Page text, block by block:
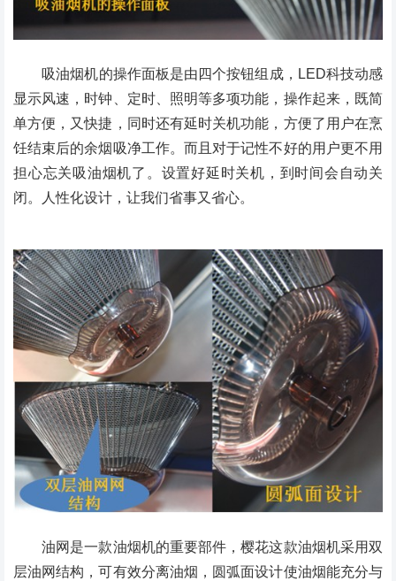
吸油烟机的操作面板是由四个按钮组成，LED科技动感
显示风速，时钟、定时、照明等多项功能，操作起来，既简
单方便，又快捷，同时还有延时关机功能，方便了用户在烹
饪结束后的余烟吸净工作。而且对于记性不好的用户更不用
担心忘关吸油烟机了。设置好延时关机，到时间会自动关
闭。人性化设计，让我们省事又省心。
油网是一款油烟机的重要部件，樱花这款油烟机采用双
层油网结构，可有效分离油烟，圆弧面设计使油烟能充分与